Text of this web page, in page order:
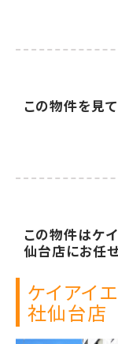
この物件を見
この物件はケ
仙台店にお任
ケイアイ
社仙台店